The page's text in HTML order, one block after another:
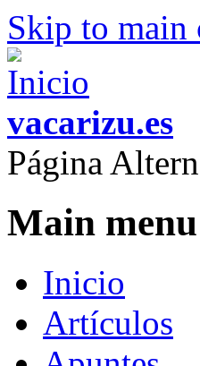
Skip to main
vacarizu.es
Página
Main menu
Inicio
Artículos